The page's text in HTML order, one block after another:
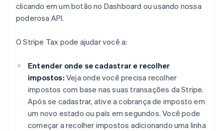
clicando em um botão no Dashboard ou usando nossa
poderosa API.
O Stripe Tax pode ajudar você a:
Entender onde se cadastrar e recolher
impostos: Veja onde você precisa recolher
impostos com base nas suas transações da Stripe.
Após se cadastrar, ative a cobrança de imposto em
um novo estado ou país em segundos. Você pode
começar a recolher impostos adicionando uma linha